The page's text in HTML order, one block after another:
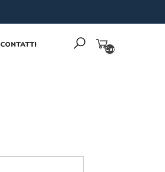
CONTATTI
Carrello